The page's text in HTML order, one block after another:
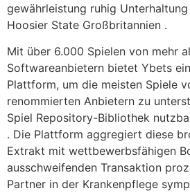
gewährleistung ruhig
Hoosier State Großbritannien .
Mit über 6.000 Spielen von mehr
Softwareanbietern bietet Ybets
Plattform, um die meisten Spiele
renommierten Anbietern zu
Spiel Repository-Bibliothek
. Die Plattform aggregiert diese
Extrakt mit wettbewerbsfähigen
ausschweifenden Transaktion
Partner in der Krankenpflege